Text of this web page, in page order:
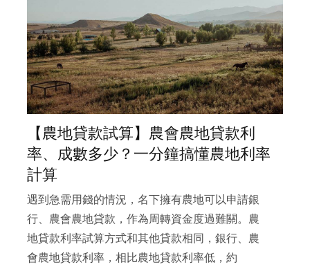
【農地貸款試算】農會農地貸款利
率、成數多少？一分鐘搞懂農地利率
計算
遇到急需用錢的情況，名下擁有農地可以申請銀
行、農會農地貸款，作為周轉資金度過難關。農
地貸款利率試算方式和其他貸款相同，銀行、農
會農地貸款利率，相比農地貸款利率低，約